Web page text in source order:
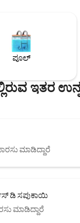
ಅನ್ವೇಷಿಸಿ. ನಿಮಗೆ
ಬೇಕೇ? ನಿಮ್ಮ
ನಿಮಿಷಗಳವರೆಗೆ
ಪ್ರವೇಶಿಸಲು
ನಾನು
ಪೂಲ್
ಇತರ
ಮಾಡಿದ್ದಾರೆ
ಡಿ ಸಪುಕಾಯಿ
ಮಾಡಿದ್ದಾರೆ